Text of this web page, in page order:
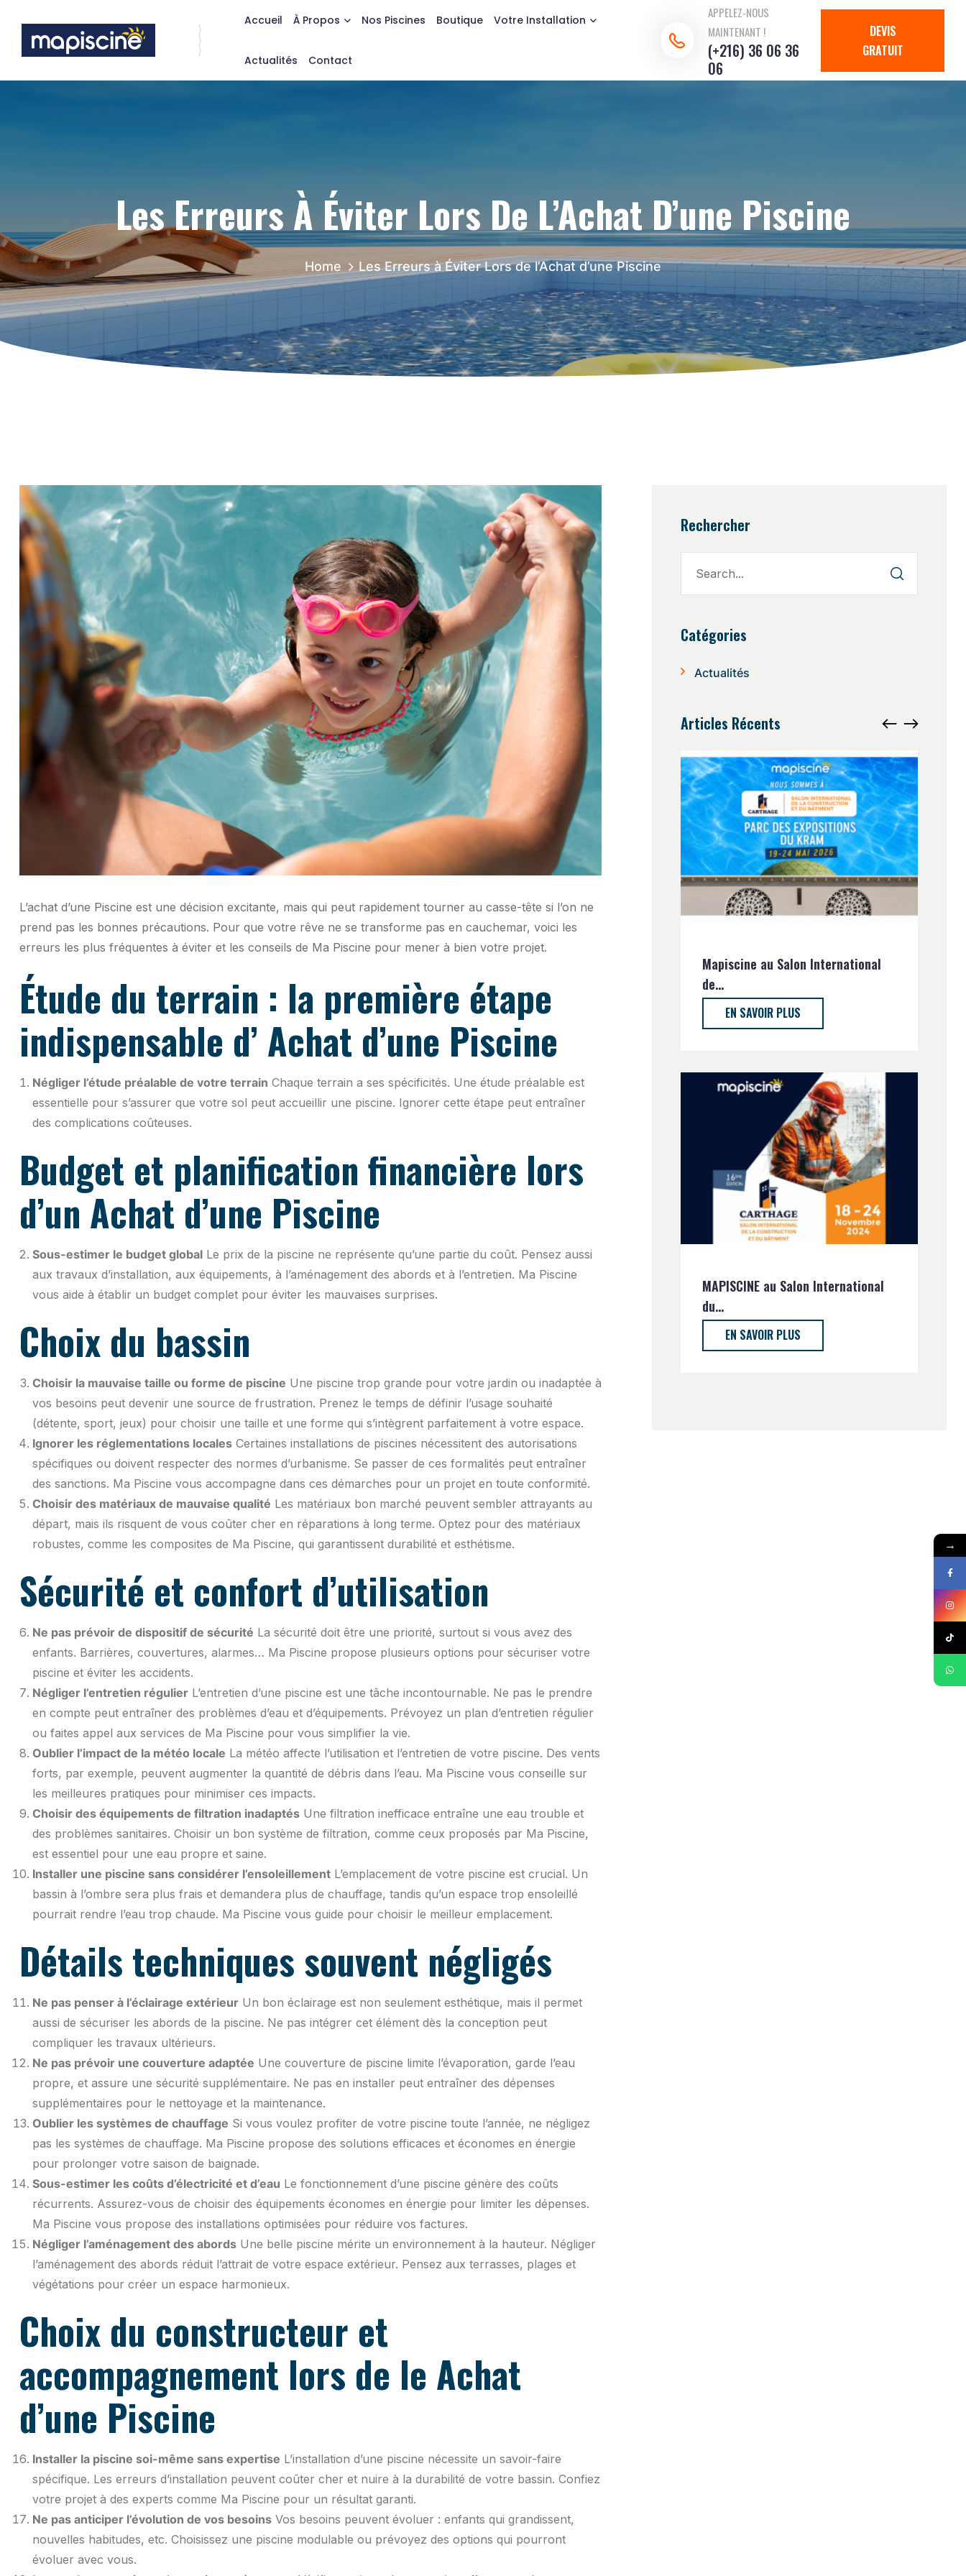
Accueil À Propos Nos Piscines Boutique Votre Installation
Actualités Contact
APPELEZ-NOUS
MAINTENANT !
(+216) 36 06 36
06
DEVIS
GRATUIT
Les Erreurs À Éviter Lors De L’Achat D’une Piscine
Home Les Erreurs à Éviter Lors de l’Achat d’une Piscine
L’achat d’une Piscine est une décision excitante, mais qui peut rapidement tourner au casse-tête si l’on ne
prend pas les bonnes précautions. Pour que votre rêve ne se transforme pas en cauchemar, voici les
erreurs les plus fréquentes à éviter et les conseils de Ma Piscine pour mener à bien votre projet.
Étude du terrain : la première étape
indispensable d’ Achat d’une Piscine
Négliger l’étude préalable de votre terrain Chaque terrain a ses spécificités. Une étude préalable est
essentielle pour s’assurer que votre sol peut accueillir une piscine. Ignorer cette étape peut entraîner
des complications coûteuses.
Budget et planification financière lors
d’un Achat d’une Piscine
Sous-estimer le budget global Le prix de la piscine ne représente qu’une partie du coût. Pensez aussi
aux travaux d’installation, aux équipements, à l’aménagement des abords et à l’entretien. Ma Piscine
vous aide à établir un budget complet pour éviter les mauvaises surprises.
Choix du bassin
Choisir la mauvaise taille ou forme de piscine Une piscine trop grande pour votre jardin ou inadaptée à
vos besoins peut devenir une source de frustration. Prenez le temps de définir l’usage souhaité
(détente, sport, jeux) pour choisir une taille et une forme qui s’intègrent parfaitement à votre espace.
Ignorer les réglementations locales Certaines installations de piscines nécessitent des autorisations
spécifiques ou doivent respecter des normes d’urbanisme. Se passer de ces formalités peut entraîner
des sanctions. Ma Piscine vous accompagne dans ces démarches pour un projet en toute conformité.
Choisir des matériaux de mauvaise qualité Les matériaux bon marché peuvent sembler attrayants au
départ, mais ils risquent de vous coûter cher en réparations à long terme. Optez pour des matériaux
robustes, comme les composites de Ma Piscine, qui garantissent durabilité et esthétisme.
Sécurité et confort d’utilisation
Ne pas prévoir de dispositif de sécurité La sécurité doit être une priorité, surtout si vous avez des
enfants. Barrières, couvertures, alarmes… Ma Piscine propose plusieurs options pour sécuriser votre
piscine et éviter les accidents.
Négliger l’entretien régulier L’entretien d’une piscine est une tâche incontournable. Ne pas le prendre
en compte peut entraîner des problèmes d’eau et d’équipements. Prévoyez un plan d’entretien régulier
ou faites appel aux services de Ma Piscine pour vous simplifier la vie.
Oublier l’impact de la météo locale La météo affecte l’utilisation et l’entretien de votre piscine. Des vents
forts, par exemple, peuvent augmenter la quantité de débris dans l’eau. Ma Piscine vous conseille sur
les meilleures pratiques pour minimiser ces impacts.
Choisir des équipements de filtration inadaptés Une filtration inefficace entraîne une eau trouble et
des problèmes sanitaires. Choisir un bon système de filtration, comme ceux proposés par Ma Piscine,
est essentiel pour une eau propre et saine.
Installer une piscine sans considérer l’ensoleillement L’emplacement de votre piscine est crucial. Un
bassin à l’ombre sera plus frais et demandera plus de chauffage, tandis qu’un espace trop ensoleillé
pourrait rendre l’eau trop chaude. Ma Piscine vous guide pour choisir le meilleur emplacement.
Détails techniques souvent négligés
Ne pas penser à l’éclairage extérieur Un bon éclairage est non seulement esthétique, mais il permet
aussi de sécuriser les abords de la piscine. Ne pas intégrer cet élément dès la conception peut
compliquer les travaux ultérieurs.
Ne pas prévoir une couverture adaptée Une couverture de piscine limite l’évaporation, garde l’eau
propre, et assure une sécurité supplémentaire. Ne pas en installer peut entraîner des dépenses
supplémentaires pour le nettoyage et la maintenance.
Oublier les systèmes de chauffage Si vous voulez profiter de votre piscine toute l’année, ne négligez
pas les systèmes de chauffage. Ma Piscine propose des solutions efficaces et économes en énergie
pour prolonger votre saison de baignade.
Sous-estimer les coûts d’électricité et d’eau Le fonctionnement d’une piscine génère des coûts
récurrents. Assurez-vous de choisir des équipements économes en énergie pour limiter les dépenses.
Ma Piscine vous propose des installations optimisées pour réduire vos factures.
Négliger l’aménagement des abords Une belle piscine mérite un environnement à la hauteur. Négliger
l’aménagement des abords réduit l’attrait de votre espace extérieur. Pensez aux terrasses, plages et
végétations pour créer un espace harmonieux.
Choix du constructeur et
accompagnement lors de le Achat
d’une Piscine
Installer la piscine soi-même sans expertise L’installation d’une piscine nécessite un savoir-faire
spécifique. Les erreurs d’installation peuvent coûter cher et nuire à la durabilité de votre bassin. Confiez
votre projet à des experts comme Ma Piscine pour un résultat garanti.
Ne pas anticiper l’évolution de vos besoins Vos besoins peuvent évoluer : enfants qui grandissent,
nouvelles habitudes, etc. Choisissez une piscine modulable ou prévoyez des options qui pourront
évoluer avec vous.
Rechercher
Catégories
Actualités
Articles Récents
:...
EN SAVOIR PLUS
Mapiscine au Salon International
de...
EN SAVOIR PLUS
MAPISCINE au Salon International
du...
EN SAVOIR PLUS
→